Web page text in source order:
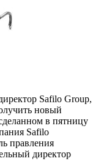
Safilo Group,
новый
в пятницу
Safilo
правления
директор